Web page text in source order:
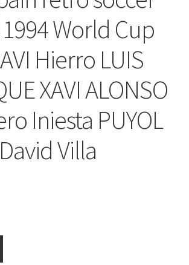
World Cup
Hierro LUIS
XAVI ALONSO
Iniesta PUYOL
Villa